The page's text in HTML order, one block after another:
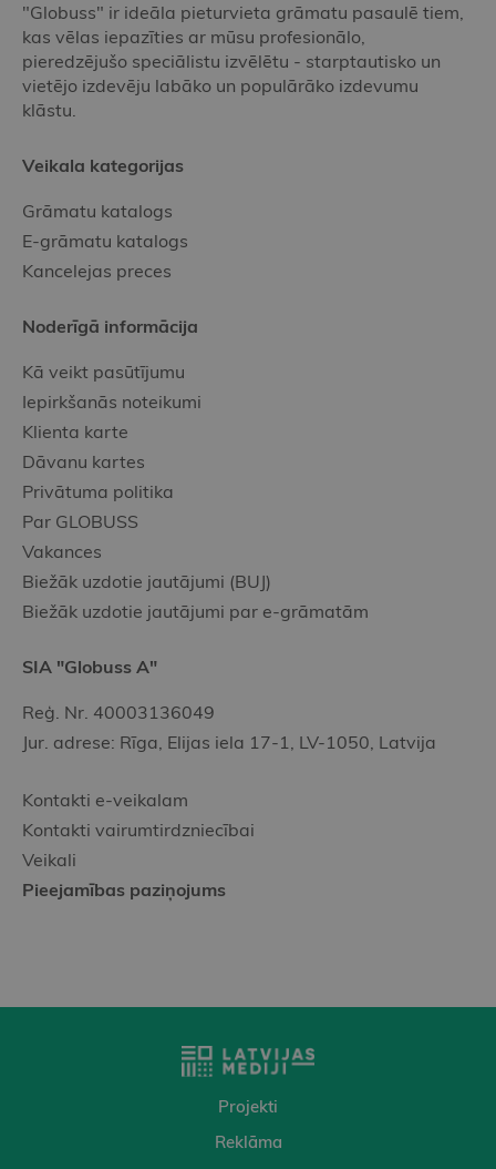
"Globuss" ir ideāla pieturvieta grāmatu pasaulē tiem,
kas vēlas iepazīties ar mūsu profesionālo,
pieredzējušo speciālistu izvēlētu - starptautisko un
vietējo izdevēju labāko un populārāko izdevumu
klāstu.
Veikala kategorijas
Grāmatu katalogs
E-grāmatu katalogs
Kancelejas preces
Noderīgā informācija
Kā veikt pasūtījumu
Iepirkšanās noteikumi
Klienta karte
Dāvanu kartes
Privātuma politika
Par GLOBUSS
Vakances
Biežāk uzdotie jautājumi (BUJ)
Biežāk uzdotie jautājumi par e-grāmatām
SIA "Globuss A"
Reģ. Nr. 40003136049
Jur. adrese: Rīga, Elijas iela 17-1, LV-1050, Latvija
Kontakti e-veikalam
Kontakti vairumtirdzniecībai
Veikali
Pieejamības paziņojums
Projekti
Reklāma